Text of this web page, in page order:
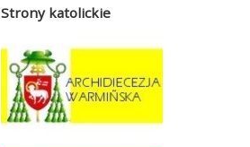
Strony katolickie